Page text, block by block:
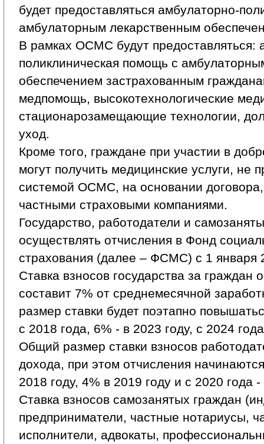
будет предоставляться амбулаторно-
амбулаторным лекарственным
В рамках ОСМС будут предоставляться:
поликлиническая помощь с
обеспечением застрахованным
медпомощь, высокотехнологические
стационарозамещающие технологии,
уход.
Кроме того, граждане при участии в
могут получить медицинские услуги, не
системой ОСМС, на основании договора,
частными страховыми компаниями.
Государство, работодатели и
осуществлять отчисления в Фонд
страхования (далее – ФСМС) с 1 января
Ставка взносов государства за граждан
составит 7% от среднемесячной
размер ставки будет поэтапно
с 2018 года, 6% - в 2023 году, с 2024
Общий размер ставки взносов
дохода, при этом отчисления
2018 году, 4% в 2019 году и с 2020 года
Ставка взносов самозанятых граждан
предприниматели, частные нотариусы,
исполнители, адвокаты,